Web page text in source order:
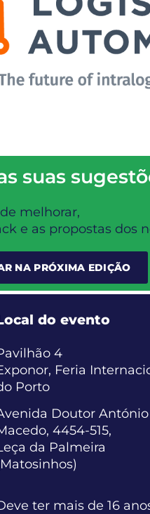
e automação,
de diferentes
suas
melhorar,
e as propostas dos
NA PRÓXIMA EDIÇÃO
do evento
4
Feria
Porto
Doutor António
4454-515,
da Palmeira
ter mais de 16